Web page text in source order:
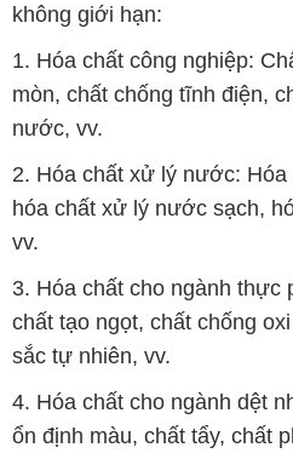
2. Hóa chất xử lý nước: Hóa
hóa chất xử lý nước sạch,
vv.
3. Hóa chất cho ngành thực
chất tạo ngọt, chất chống
sắc tự nhiên, vv.
4. Hóa chất cho ngành dệt
ổn định màu, chất tẩy, chất
5. Hóa chất cho ngành dầu
hóa học, chất xử lý dầu, chất